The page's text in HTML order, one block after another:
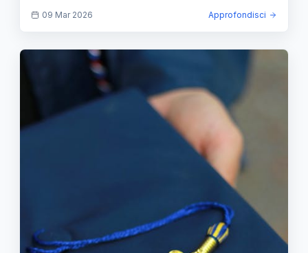
09 Mar 2026 Approfondisci